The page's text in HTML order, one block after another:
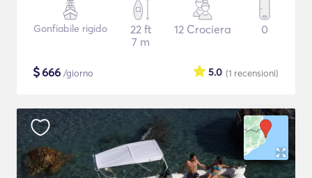
Gonfiabile rigido
22 ft
7 m
12 Crociera 0
$666 /giorno (1 recensioni)
5.0